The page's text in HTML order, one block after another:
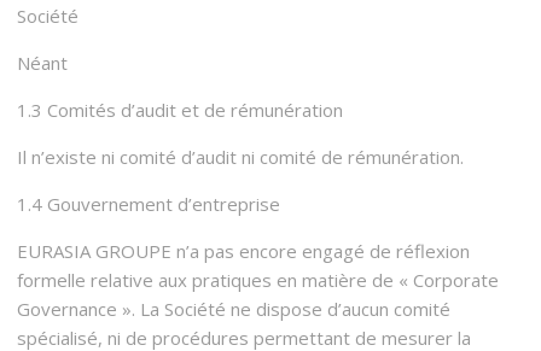
Société
Néant
1.3 Comités d’audit et de rémunération
Il n’existe ni comité d’audit ni comité de rémunération.
1.4 Gouvernement d’entreprise
EURASIA GROUPE n’a pas encore engagé de réflexion
formelle relative aux pratiques en matière de « Corporate
Governance ». La Société ne dispose d’aucun comité
spécialisé, ni de procédures permettant de mesurer la